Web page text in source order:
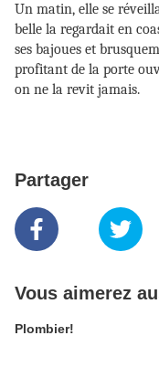
Un matin, elle se
belle la regardait en
ses bajoues et
profitant de la porte
on ne la revit jamais.
Partager
Vous aimerez
Plombier!